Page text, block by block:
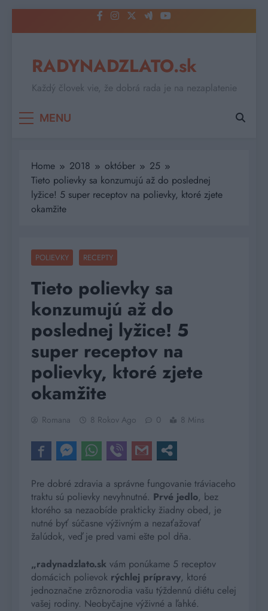
to
RADYNADZLATO.sk
Každý človek vie, že dobrá rada je na nezaplatenie
MENU
Home 2018 október
25
Tieto polievky sa konzumujú až do poslednej
lyžice! 5 super receptov na polievky, ktoré zjete
okamžite
POLIEVKY RECEPTY
Tieto polievky sa
konzumujú až do
poslednej lyžice! 5
super receptov na
polievky, ktoré zjete
okamžite
Romana 8 Rokov Ago 0 8 Mins
Pre dobré zdravia a správne fungovanie tráviaceho
traktu sú polievky nevyhnutné. Prvé jedlo, bez
ktorého sa nezaobíde prakticky žiadny obed, je
nutné byť súčasne výživným a nezaťažovať
žalúdok, veď je pred vami ešte pol dňa.
„radynadzlato.sk vám ponúkame 5 receptov
domácich polievok rýchlej prípravy, ktoré
jednoznačne zrôznorodia vašu týždennú diétu celej
vašej rodiny. Neobyčajne výživné a ľahké.